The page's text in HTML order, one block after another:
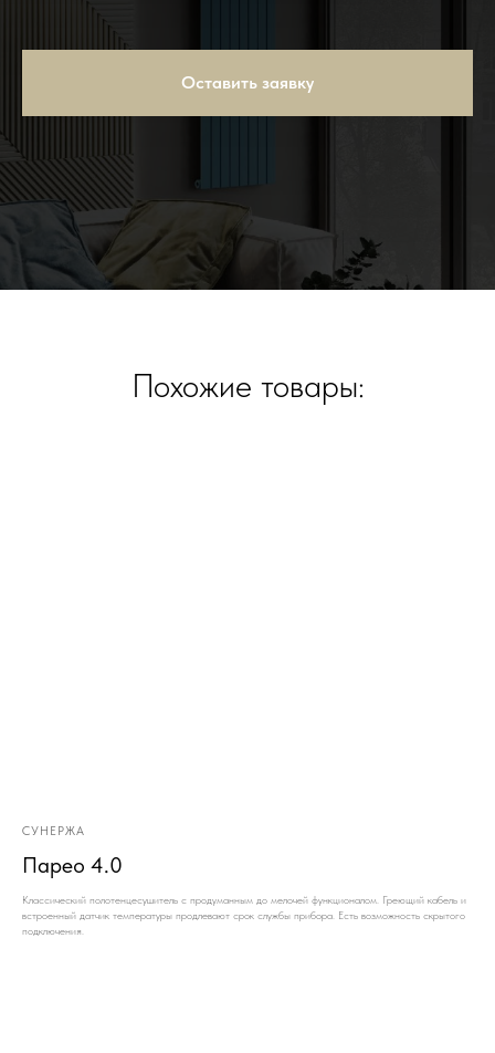
Оставить заявку
Похожие товары:
СУНЕРЖА
Парео 4.0
Классический полотенцесушитель с продуманным до мелочей функционалом. Греющий кабель и
встроенный датчик температуры продлевают срок службы прибора. Есть возможность скрытого
подключения.